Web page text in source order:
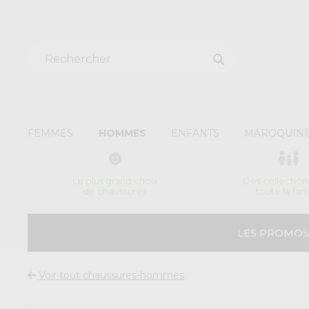
FEMMES HOMMES ENFANTS
Le plus grand choix
de chaussures
Des
toute la
LES
Voir tout chaussures-hommes